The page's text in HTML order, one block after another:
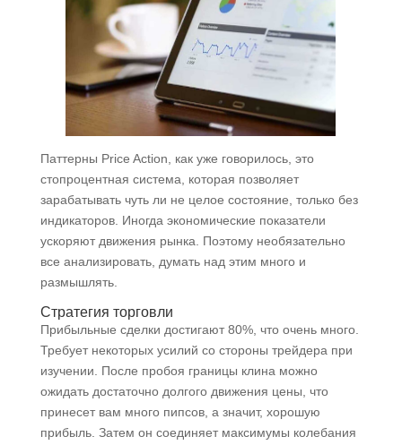
Паттерны Price Action, как уже говорилось, это
стопроцентная система, которая позволяет
зарабатывать чуть ли не целое состояние, только без
индикаторов. Иногда экономические показатели
ускоряют движения рынка. Поэтому необязательно
все анализировать, думать над этим много и
размышлять.
Стратегия торговли
Прибыльные сделки достигают 80%, что очень много.
Требует некоторых усилий со стороны трейдера при
изучении. После пробоя границы клина можно
ожидать достаточно долгого движения цены, что
принесет вам много пипсов, а значит, хорошую
прибыль. Затем он соединяет максимумы колебания